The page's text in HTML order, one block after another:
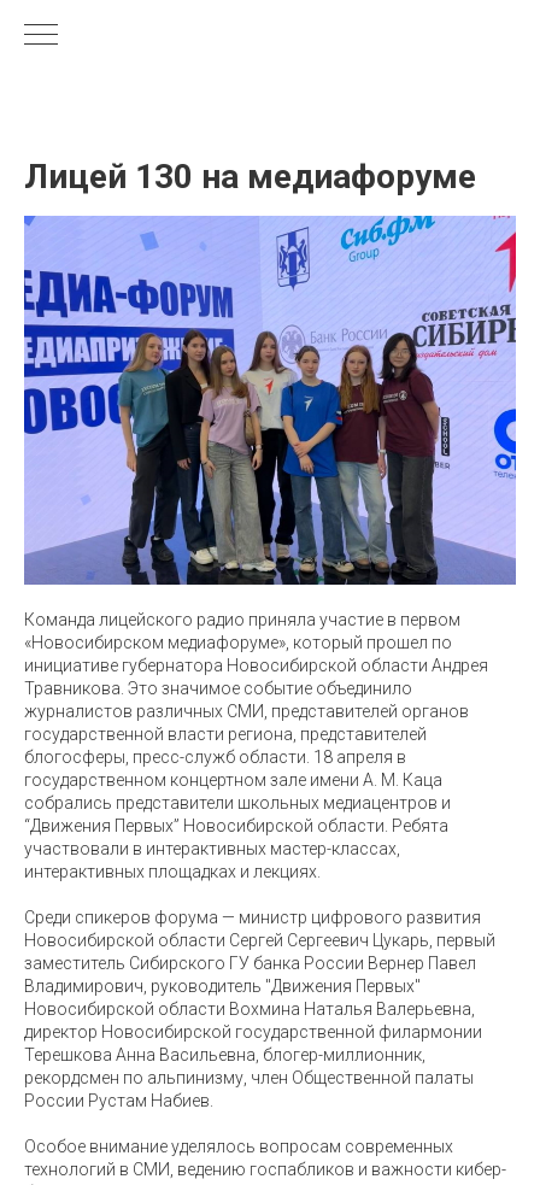
Лицей 130 на медиафоруме
Команда лицейского радио приняла участие в первом
«Новосибирском медиафоруме», который прошел по
инициативе губернатора Новосибирской области Андрея
Травникова. Это значимое событие объединило
журналистов различных СМИ, представителей органов
государственной власти региона, представителей
блогосферы, пресс-служб области. 18 апреля в
государственном концертном зале имени А. М. Каца
собрались представители школьных медиацентров и
“Движения Первых” Новосибирской области. Ребята
участвовали в интерактивных мастер-классах,
интерактивных площадках и лекциях.
Среди спикеров форума — министр цифрового развития
Новосибирской области Сергей Сергеевич Цукарь, первый
заместитель Сибирского ГУ банка России Вернер Павел
Владимирович, руководитель "Движения Первых"
Новосибирской области Вохмина Наталья Валерьевна,
директор Новосибирской государственной филармонии
Терешкова Анна Васильевна, блогер-миллионник,
рекордсмен по альпинизму, член Общественной палаты
России Рустам Набиев.
Особое внимание уделялось вопросам современных
технологий в СМИ, ведению госпабликов и важности кибер-